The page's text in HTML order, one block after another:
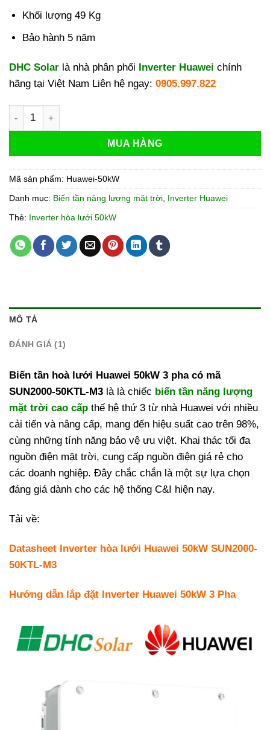
Khối lượng 49 Kg
Bảo hành 5 năm
DHC Solar là nhà phân phối Inverter Huawei chính
hãng tại Việt Nam Liên hệ ngay: 0905.997.822
Inverter Huawei 50kW | Biến tần Huawei SUN2000-50KTL-M3
MUA HÀNG
Mã sản phẩm: Huawei-50kW
Danh mục: Biến tần năng lượng mặt trời Inverter Huawei
Thẻ: Inverter hòa lưới 50kW
MÔ TẢ
ĐÁNH GIÁ (1)
Biến tần hoà lưới Huawei 50kW 3 pha có mã
SUN2000-50KTL-M3 là là chiếc biến tần năng lượng
mặt trời cao cấp thế hệ thứ 3 từ nhà Huawei với nhiều
cải tiến và nâng cấp, mang đến hiệu suất cao trên 98%,
cùng những tính năng bảo vệ ưu việt. Khai thác tối đa
nguồn điện mặt trời, cung cấp nguồn điện giá rẻ cho
các doanh nghiệp. Đây chắc chắn là một sự lựa chọn
đáng giá dành cho các hệ thống C&I hiện nay.
Tải về:
Datasheet Inverter hòa lưới Huawei 50kW SUN2000-
50KTL-M3
Hướng dẫn lắp đặt Inverter Huawei 50kW 3 Pha